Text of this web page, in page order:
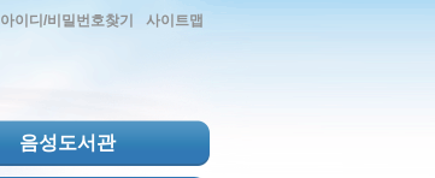
아이디/비밀번호찾기 사이트맵
음성도서관